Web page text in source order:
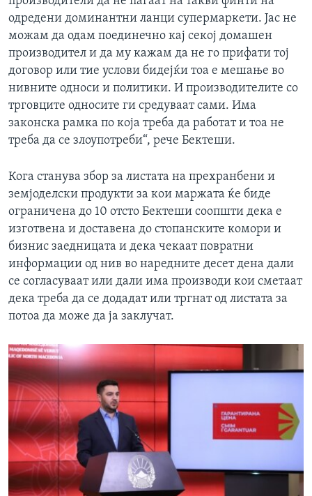
одредени доминантни ланци супермаркети. Јас не
можам да одам поединечно кај секој домашен
производител и да му кажам да не го прифати тој
договор или тие услови бидејќи тоа е мешање во
нивните односи и политики. И производителите со
трговците односите ги средуваат сами. Има
законска рамка по која треба да работат и тоа не
треба да се злоупотреби“, рече Бектеши.
Кога станува збор за листата на прехранбени и
земјоделски продукти за кои маржата ќе биде
ограничена до 10 отсто Бектеши соопшти дека е
изготвена и доставена до стопанските комори и
бизнис заедницата и дека чекаат повратни
информации од нив во наредните десет дена дали
се согласуваат или дали има производи кои сметаат
дека треба да се додадат или тргнат од листата за
потоа да може да ја заклучат.